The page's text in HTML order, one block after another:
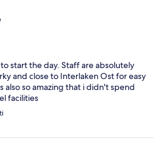
start the day. Staff are absolutely
and close to Interlaken Ost for easy
also so amazing that i didn't spend
facilities